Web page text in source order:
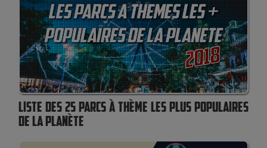
LISTE DES 25 PARCS À THÈME LES PLUS POPULAIRES
DE LA PLANÈTE